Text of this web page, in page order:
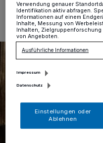
Verwendung genauer
Identifikation aktiv abfragen.
Informationen auf einem
Inhalte, Messung von
Inhalten,
von Angeboten.
Ausführliche Informationen
Impressum
Datenschutz
Einstellungen oder
Ablehnen